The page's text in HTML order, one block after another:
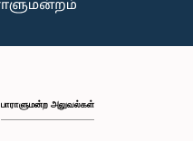
பாராளுமன்ற அலுவல்கள்